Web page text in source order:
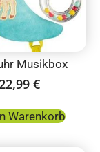
Musikbox
€
Warenkorb